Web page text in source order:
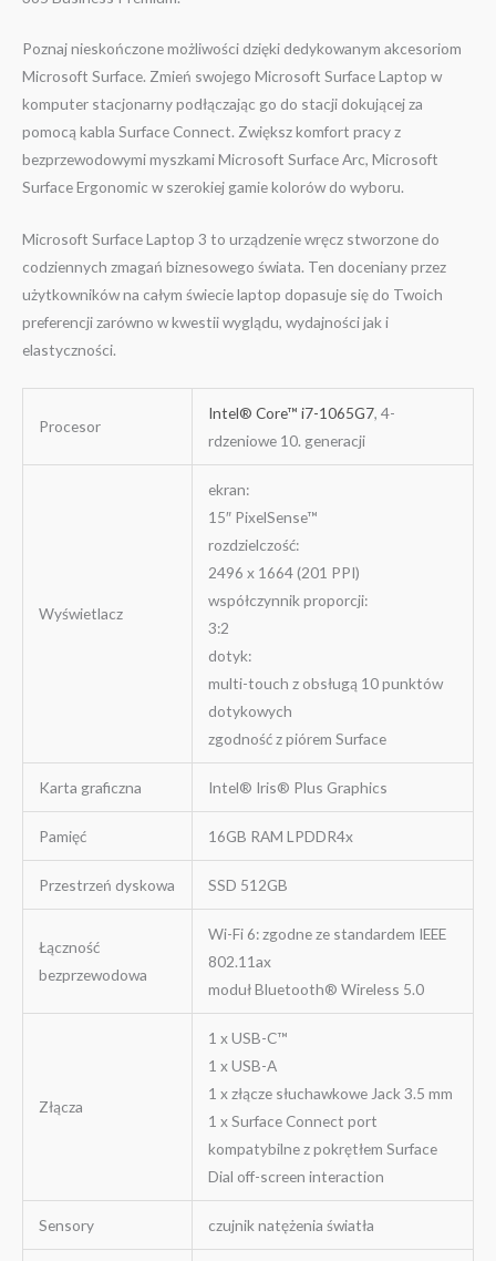
Poznaj nieskończone możliwości dzięki dedykowanym akcesoriom
Microsoft Surface. Zmień swojego Microsoft Surface Laptop w
komputer stacjonarny podłączając go do stacji dokującej za
pomocą kabla Surface Connect. Zwiększ komfort pracy z
bezprzewodowymi myszkami Microsoft Surface Arc, Microsoft
Surface Ergonomic w szerokiej gamie kolorów do wyboru.
Microsoft Surface Laptop 3 to urządzenie wręcz stworzone do
codziennych zmagań biznesowego świata. Ten doceniany przez
użytkowników na całym świecie laptop dopasuje się do Twoich
preferencji zarówno w kwestii wyglądu, wydajności jak i
elastyczności.
Procesor
Intel® Core™ i7-1065G7, 4-
rdzeniowe 10. generacji
Wyświetlacz
ekran:
15″ PixelSense™
rozdzielczość:
2496 x 1664 (201 PPI)
współczynnik proporcji:
3:2
dotyk:
multi-touch z obsługą 10 punktów
dotykowych
zgodność z piórem Surface
Karta graficzna Intel® Iris® Plus Graphics
Pamięć 16GB RAM LPDDR4x
Przestrzeń dyskowa SSD 512GB
Łączność
bezprzewodowa
Wi-Fi 6: zgodne ze standardem IEEE
802.11ax
moduł Bluetooth® Wireless 5.0
Złącza
1 x USB-C™
1 x USB-A
1 x złącze słuchawkowe Jack 3.5 mm
1 x Surface Connect port
kompatybilne z pokrętłem Surface
Dial off-screen interaction
Sensory czujnik natężenia światła